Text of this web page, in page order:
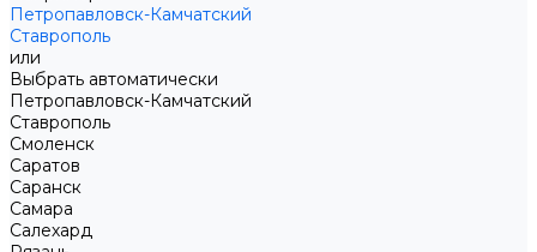
Петропавловск-Камчатский
Ставрополь
или
Выбрать автоматически
Петропавловск-Камчатский
Ставрополь
Смоленск
Саратов
Саранск
Самара
Салехард